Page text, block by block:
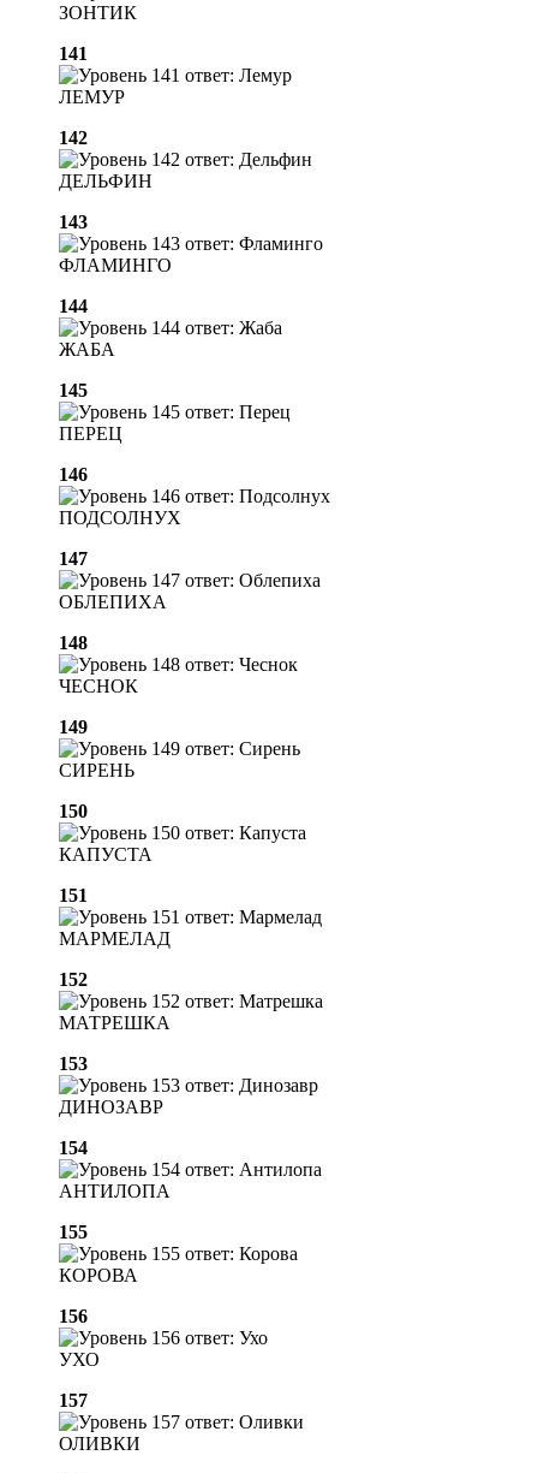
ЗОНТИК
141
ЛЕМУР
142
ДЕЛЬФИН
143
ФЛАМИНГО
144
ЖАБА
145
ПЕРЕЦ
146
ПОДСОЛНУХ
147
ОБЛЕПИХА
148
ЧЕСНОК
149
СИРЕНЬ
150
КАПУСТА
151
МАРМЕЛАД
152
МАТРЕШКА
153
ДИНОЗАВР
154
АНТИЛОПА
155
КОРОВА
156
УХО
157
ОЛИВКИ